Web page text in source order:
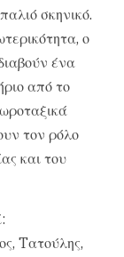
σκηνικό.
ο
ένα
από το
τον ρόλο
και του
Tατούλης,